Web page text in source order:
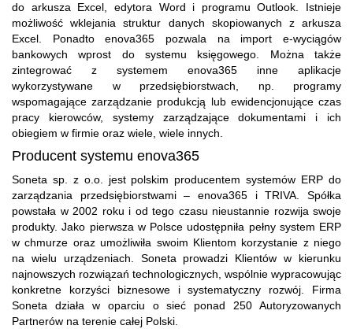
do arkusza Excel, edytora Word i programu Outlook. Istnieje
możliwość wklejania struktur danych skopiowanych z arkusza
Excel. Ponadto enova365 pozwala na import e-wyciągów
bankowych wprost do systemu księgowego. Można także
zintegrować z systemem enova365 inne aplikacje
wykorzystywane w przedsiębiorstwach, np. programy
wspomagające zarządzanie produkcją lub ewidencjonujące czas
pracy kierowców, systemy zarządzające dokumentami i ich
obiegiem w firmie oraz wiele, wiele innych.
Producent systemu enova365
Soneta sp. z o.o. jest polskim producentem systemów ERP do
zarządzania przedsiębiorstwami – enova365 i TRIVA. Spółka
powstała w 2002 roku i od tego czasu nieustannie rozwija swoje
produkty. Jako pierwsza w Polsce udostępniła pełny system ERP
w chmurze oraz umożliwiła swoim Klientom korzystanie z niego
na wielu urządzeniach. Soneta prowadzi Klientów w kierunku
najnowszych rozwiązań technologicznych, wspólnie wypracowując
konkretne korzyści biznesowe i systematyczny rozwój. Firma
Soneta działa w oparciu o sieć ponad 250 Autoryzowanych
Partnerów na terenie całej Polski.